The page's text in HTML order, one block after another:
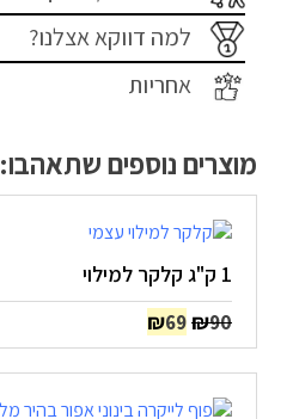
למה דווקא אצלנו?
אחריות
מוצרים נוספים שתאהבו:
1 ק"ג קלקר למילוי
₪90
המחיר
המקורי
היה:
₪90.
₪69
הנוכחי
הוא:
₪69.